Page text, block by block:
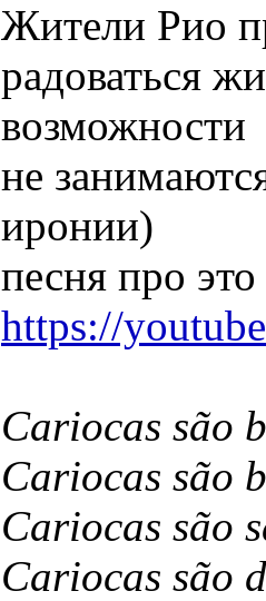
Жители Рио
радоваться
возможности
не
иронии)
песня про это
https://
Cariocas são
Cariocas são
Cariocas são
Cariocas são